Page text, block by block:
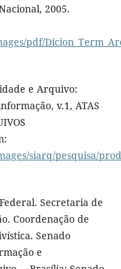
2005.
pdf/
e Arquivo:
v.1, ATAS
siarq/pesquisa/
Secretaria de
Coordenação de
Senado
e